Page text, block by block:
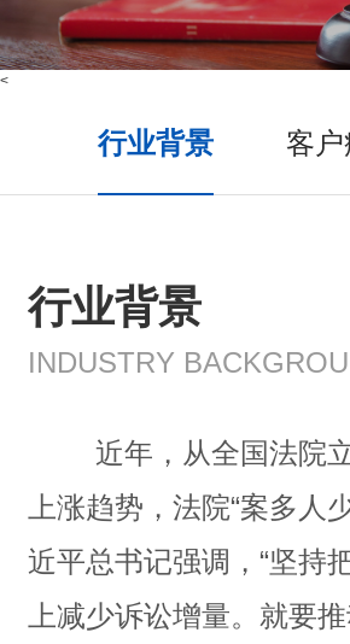
<
行业背景 客
行业背景
INDUSTRY
近年，从全国法院立
上涨趋势，法院“案多人
近平总书记强调，“坚持
上减少诉讼增量。就要